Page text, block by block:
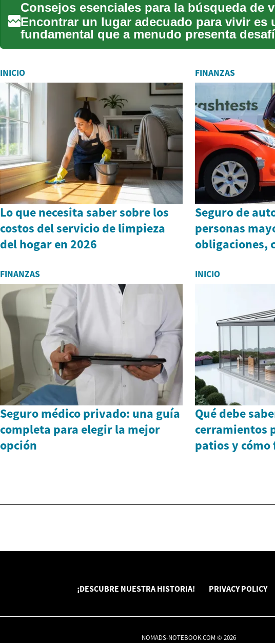
Consejos esenciales para la búsqueda de
Encontrar un lugar adecuado para vivir es
fundamental que a menudo presenta
significativos. Ya...
INICIO
Lo que necesita saber sobre los
costos del servicio de limpieza
del hogar en 2026
FINANZAS
Seguro de
personas
obligaciones,
FINANZAS
Seguro médico privado: una guía
completa para elegir la mejor
opción
INICIO
Qué debe
cerramientos
patios y
¡DESCUBRE NUESTRA HISTORIA! PRIVACY POLICY
NOMADS-NOTEBOOK.COM © 2026